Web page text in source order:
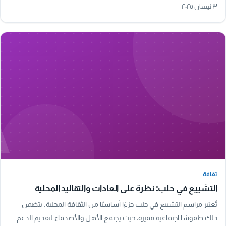
٣ نيسان ٢٠٢٥
ثقافة
التشييع في حلب: نظرة على العادات والتقاليد المحلية
تُعتبر مراسم التشييع في حلب جزءًا أساسيًا من الثقافة المحلية. يتضمن
ذلك طقوسًا اجتماعية مميزة، حيث يجتمع الأهل والأصدقاء لتقديم الدعم